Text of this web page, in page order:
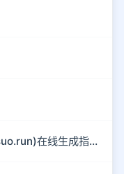
3分钟搞定防红链接！快缩短网址(suo.run)在线生成指南